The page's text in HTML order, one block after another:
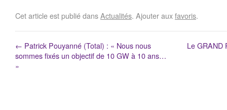
Cet article est publié dansActualités. Ajouter auxfavoris.
← Patrick Pouyanné (Total) : « Nous nous
sommes fixés un objectif de 10 GW à 10 ans…
»
Le GRAND